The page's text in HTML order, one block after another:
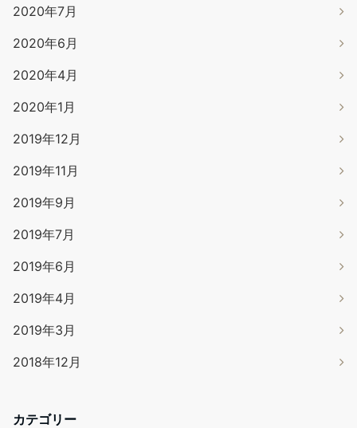
2020年7月
2020年6月
2020年4月
2020年1月
2019年12月
2019年11月
2019年9月
2019年7月
2019年6月
2019年4月
2019年3月
2018年12月
カテゴリー